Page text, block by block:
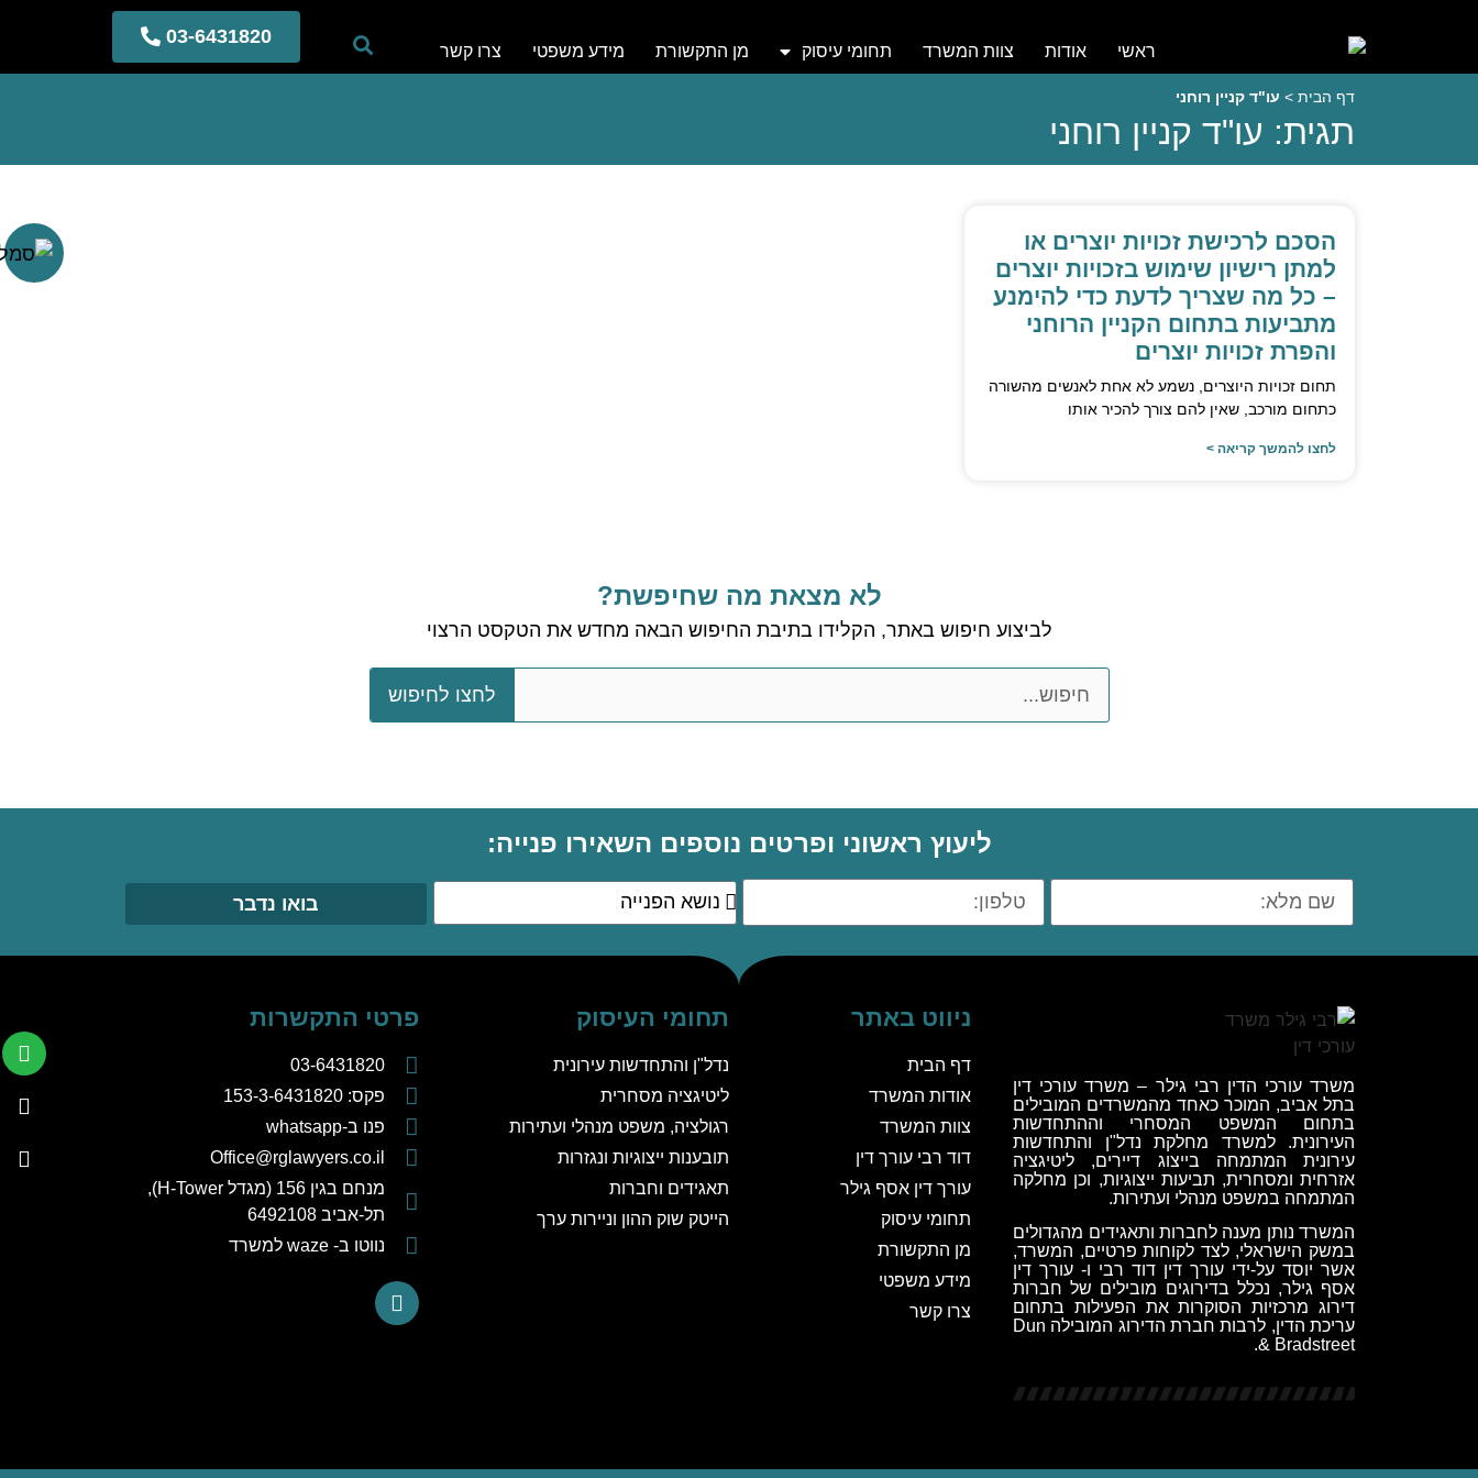
ראשי אודות צוות המשרד תחומי עיסוק מן התקשורת מידע משפטי צרו קשר
03-6431820
דף הבית > עו"ד קניין רוחני
תגית: עו"ד קניין רוחני
הסכם לרכישת זכויות יוצרים או
למתן רישיון שימוש בזכויות יוצרים
– כל מה שצריך לדעת כדי להימנע
מתביעות בתחום הקניין הרוחני
והפרת זכויות יוצרים
תחום זכויות היוצרים, נשמע לא אחת לאנשים מהשורה
כתחום מורכב, שאין להם צורך להכיר אותו
לחצו להמשך קריאה >
לא מצאת מה שחיפשת?
לביצוע חיפוש באתר, הקלידו בתיבת החיפוש הבאה מחדש את הטקסט הרצוי
לחצו לחיפוש
ליעוץ ראשוני ופרטים נוספים השאירו פנייה:
בואו נדבר
משרד עורכי הדין רבי גילר – משרד עורכי דין
בתל אביב, המוכר כאחד מהמשרדים המובילים
בתחום המשפט המסחרי וההתחדשות
העירונית. למשרד מחלקת נדל"ן והתחדשות
עירונית המתמחה בייצוג דיירים, ליטיגציה
אזרחית ומסחרית, תביעות ייצוגיות, וכן מחלקה
המתמחה במשפט מנהלי ועתירות.
המשרד נותן מענה לחברות ותאגידים מהגדולים
במשק הישראלי, לצד לקוחות פרטיים, המשרד,
אשר יוסד על-ידי עורך דין דוד רבי ו- עורך דין
אסף גילר, נכלל בדירוגים מובילים של חברות
דירוג מרכזיות הסוקרות את הפעילות בתחום
עריכת הדין, לרבות חברת הדירוג המובילה Dun
& Bradstreet
.
ניווט באתר
דף הבית
אודות המשרד
צוות המשרד
דוד רבי עורך דין
עורך דין אסף גילר
תחומי עיסוק
מן התקשורת
מידע משפטי
צרו קשר
תחומי העיסוק
נדל"ן והתחדשות עירונית
ליטיגציה מסחרית
רגולציה, משפט מנהלי ועתירות
תובענות ייצוגיות ונגזרות
תאגידים וחברות
הייטק שוק ההון וניירות ערך
פרטי התקשרות
03-6431820
פקס: 153-3-6431820
פנו ב-whatsapp
Office@rglawyers.co.il
מנחם בגין 156 (מגדל H-Tower),
תל-אביב 6492108
נווטו ב- waze למשרד